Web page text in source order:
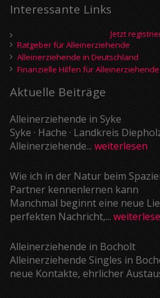
Interessante Links
Jetzt
Ratgeber für Alleinerziehende
Alleinerziehende in Deutschland
Finanzielle Hilfen für Alleinerziehende
Aktuelle Beiträge
Alleinerziehende in Syke
Syke · Hache · Landkreis
Alleinerziehende... weiterlesen
Wie ich in der Natur beim
Partner kennenlernen kann
Manchmal beginnt eine neue
perfekten Nachricht,...
Alleinerziehende in Bocholt
Alleinerziehende Singles in
neue Kontakte, ehrlicher